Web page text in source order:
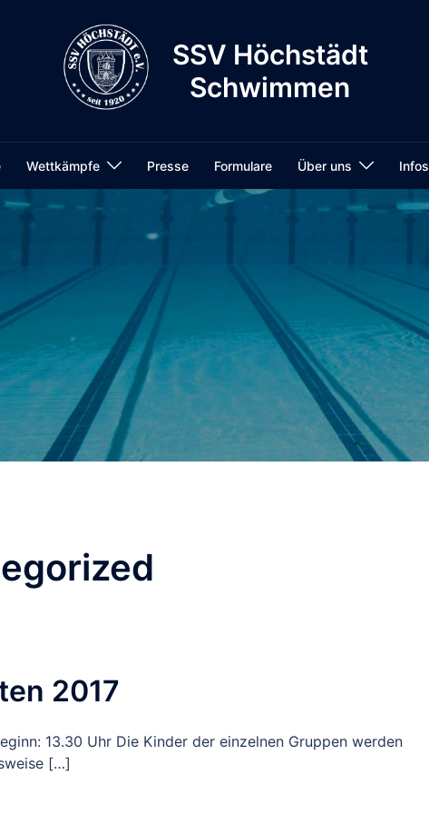
SSV Höchstädt
Schwimmen
Wettkämpfe Presse Formulare Über uns Infos
2017
13.30 Uhr Die Kinder der einzelnen Gruppen werden
[…]